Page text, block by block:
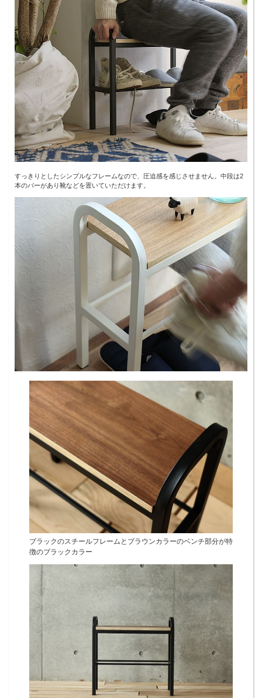
すっきりとしたシンプルなフレームなので、圧迫感を感じさせません。中段は2
本のバーがあり靴などを置いていただけます。
ブラックのスチールフレームとブラウンカラーのベンチ部分が特
徴のブラックカラー